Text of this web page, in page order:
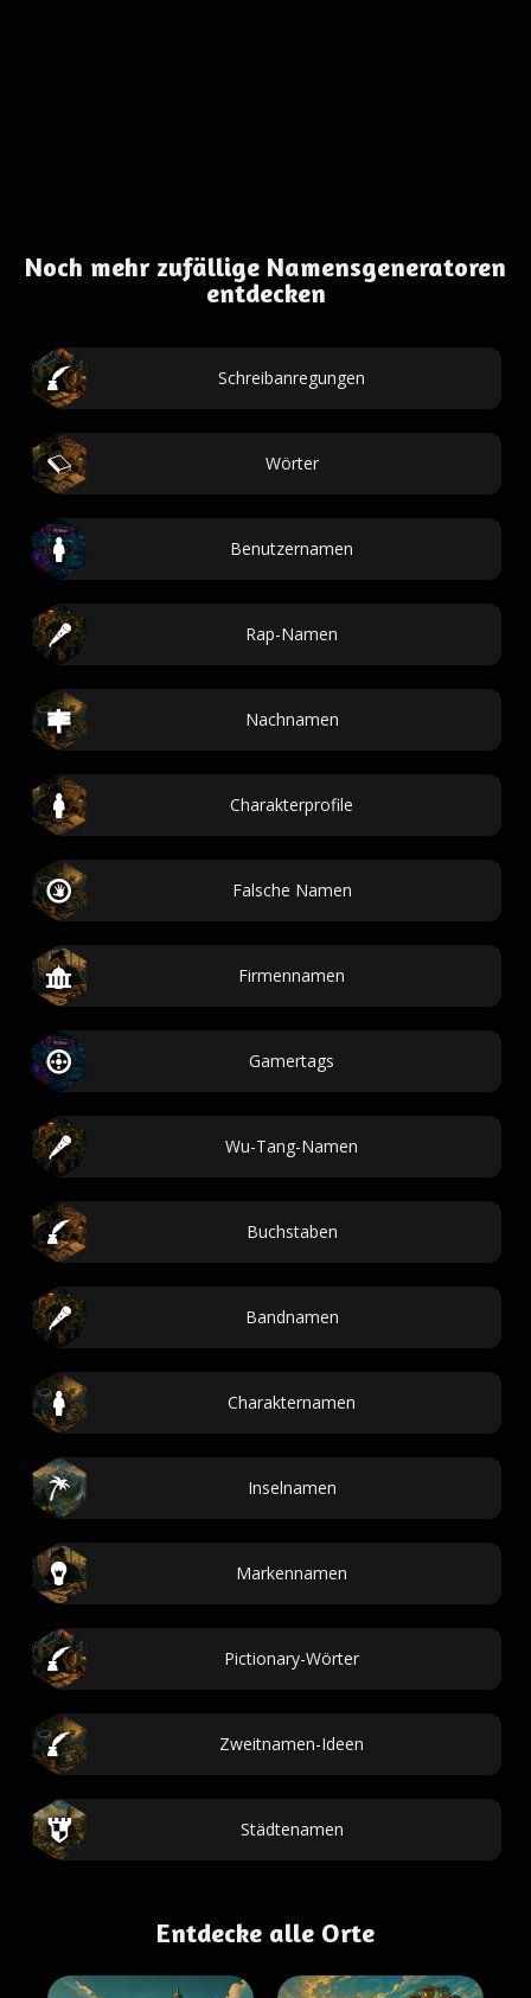
Noch mehr zufällige Namensgeneratoren
entdecken
Schreibanregungen
Wörter
Benutzernamen
Rap-Namen
Nachnamen
Charakterprofile
Falsche Namen
Firmennamen
Gamertags
Wu-Tang-Namen
Buchstaben
Bandnamen
Charakternamen
Inselnamen
Markennamen
Pictionary-Wörter
Zweitnamen-Ideen
Städtenamen
Entdecke alle Orte